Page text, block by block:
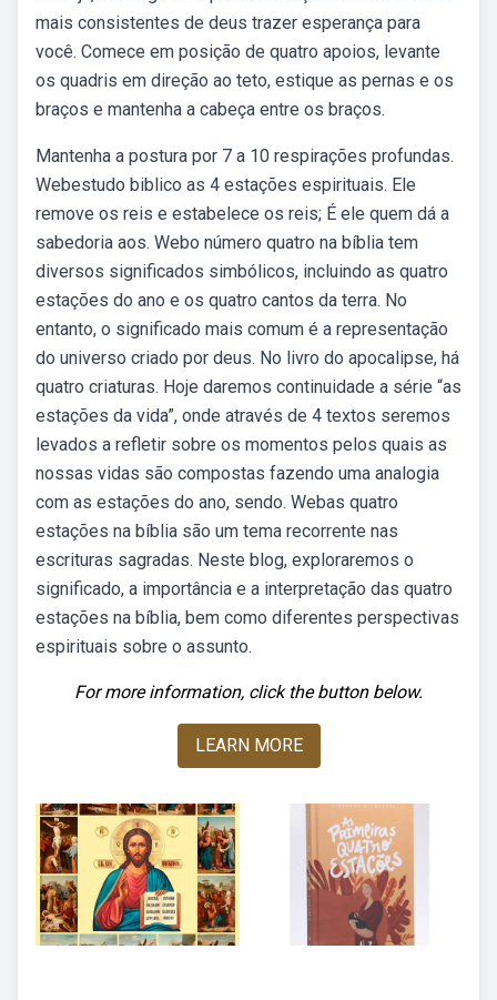
mais consistentes de deus trazer esperança para
você. Comece em posição de quatro apoios, levante
os quadris em direção ao teto, estique as pernas e os
braços e mantenha a cabeça entre os braços.
Mantenha a postura por 7 a 10 respirações profundas.
Webestudo biblico as 4 estações espirituais. Ele
remove os reis e estabelece os reis; É ele quem dá a
sabedoria aos. Webo número quatro na bíblia tem
diversos significados simbólicos, incluindo as quatro
estações do ano e os quatro cantos da terra. No
entanto, o significado mais comum é a representação
do universo criado por deus. No livro do apocalipse, há
quatro criaturas. Hoje daremos continuidade a série “as
estações da vida”, onde através de 4 textos seremos
levados a refletir sobre os momentos pelos quais as
nossas vidas são compostas fazendo uma analogia
com as estações do ano, sendo. Webas quatro
estações na bíblia são um tema recorrente nas
escrituras sagradas. Neste blog, exploraremos o
significado, a importância e a interpretação das quatro
estações na bíblia, bem como diferentes perspectivas
espirituais sobre o assunto.
For more information, click the button below.
LEARN MORE